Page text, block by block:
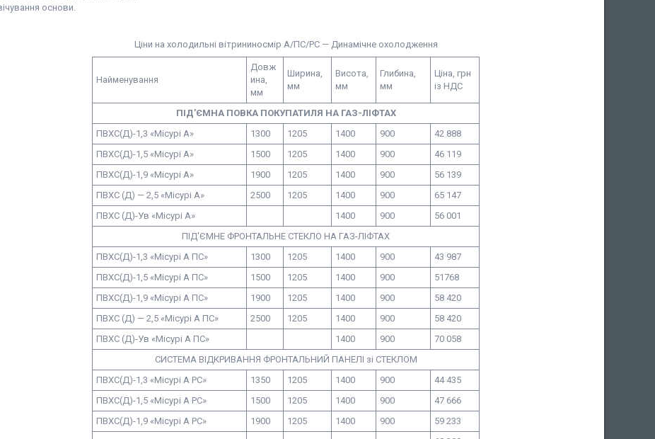
основи.
Ціни на холодильні вітрининосмір А/ПС/РС — Динамічне охолодження
Найменування
Довж
ина,
мм
Ширина,
мм
Висота,
мм
Глибина,
мм
Ціна, грн
із НДС
ПІД'ЄМНА ПОВКА ПОКУПАТИЛЯ НА ГАЗ-ЛІФТАХ
ПВХС(Д)-1,3 «Місурі А»
1300 1205 1400 900
42 888
ПВХС(Д)-1,5 «Місурі А»
1500 1205 1400 900
46 119
ПВХС(Д)-1,9 «Місурі А»
1900 1205 1400 900
56 139
ПВХС (Д) — 2,5 «Місурі А»
2500 1205 1400 900
65 147
ПВХС (Д)-Ув «Місурі А»
1400 900
56 001
ПІД'ЄМНЕ ФРОНТАЛЬНЕ СТЕКЛО НА ГАЗ-ЛІФТАХ
ПВХС(Д)-1,3 «Місурі А ПС»
1300 1205 1400 900
43 987
ПВХС(Д)-1,5 «Місурі А ПС»
1500 1205 1400 900
51768
ПВХС(Д)-1,9 «Місурі А ПС»
1900 1205 1400 900
58 420
ПВХС (Д) — 2,5 «Місурі А ПС»
2500 1205 1400 900
58 420
ПВХС (Д)-Ув «Місурі А ПС»
1400 900
70 058
СИСТЕМА ВІДКРИВАННЯ ФРОНТАЛЬНИЙ ПАНЕЛІ зі СТЕКЛОМ
ПВХС(Д)-1,3 «Місурі А РС»
1350 1205 1400 900
44 435
ПВХС(Д)-1,5 «Місурі А РС»
1500 1205 1400 900
47 666
ПВХС(Д)-1,9 «Місурі А РС»
1900 1205 1400 900
59 233